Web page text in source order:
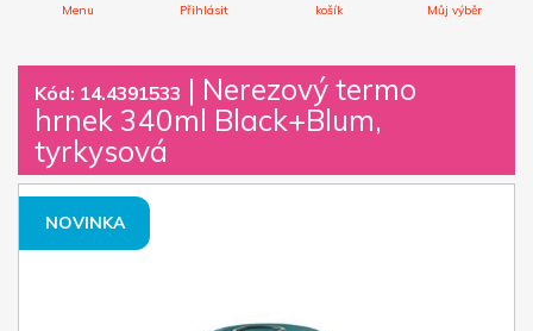
Menu Přihlásit košík Můj výběr
Kód: 14.4391533 | Nerezový termo
hrnek 340ml Black+Blum,
tyrkysová
NOVINKA